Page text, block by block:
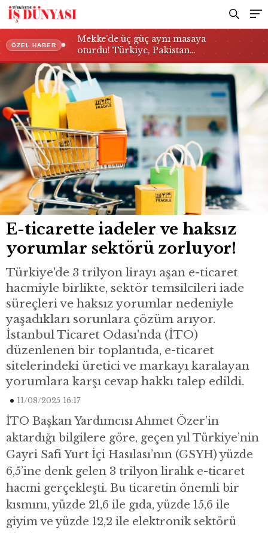
ÖZEL HABER
Mekke’de üç güç aynı masaya
oturdu! Türkiye, Pakistan…
E-ticarette iadeler ve haksız
yorumlar sektörü zorluyor!
Türkiye'de 3 trilyon lirayı aşan e-ticaret
hacmiyle birlikte, sektör temsilcileri iade
süreçleri ve haksız yorumlar nedeniyle
yaşadıkları sorunlara çözüm arıyor.
İstanbul Ticaret Odası'nda (İTO)
düzenlenen bir toplantıda, e-ticaret
sitelerindeki üretici ve markayı karalayan
yorumlara karşı cevap hakkı talep edildi.
11/08/2025 16:17
İTO Başkan Yardımcısı Ahmet Özer’in
aktardığı bilgilere göre, geçen yıl Türkiye’nin
Gayri Safi Yurt İçi Hasılası’nın (GSYH) yüzde
6,5’ine denk gelen 3 trilyon liralık e-ticaret
hacmi gerçekleşti. Bu ticaretin önemli bir
kısmını, yüzde 21,6 ile gıda, yüzde 15,6 ile
giyim ve yüzde 12,2 ile elektronik sektörü